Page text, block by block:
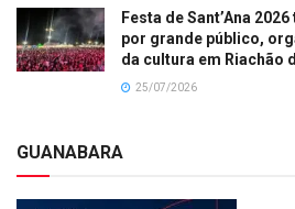
Festa de Sant’Ana
por grande público,
da cultura em Riachão
25/07/2026
GUANABARA